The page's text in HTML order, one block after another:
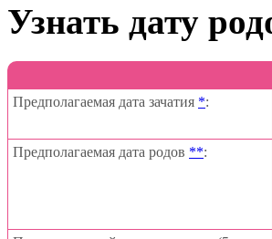
Узнать дату
Предполагаемая дата зачатия *:
Предполагаемая дата родов **: